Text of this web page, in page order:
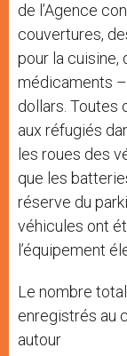
de l’Agence
couvertures,
pour la cuisine,
médicaments
dollars. Toutes
aux réfugiés
les roues des
que les
réserve du
véhicules ont
l’équipement
Le nombre
enregistrés au
autour